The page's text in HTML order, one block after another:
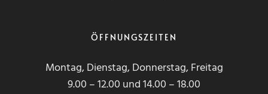
ÖFFNUNGSZEITEN
Montag, Dienstag, Donnerstag, Freitag
9.00 – 12.00 und 14.00 – 18.00